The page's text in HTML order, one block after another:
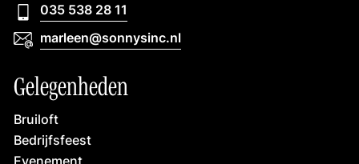
035 538 28 11
035 538 28 11
marleen@sonnysinc.nl
Gelegenheden
Bruiloft
Bedrijfsfeest